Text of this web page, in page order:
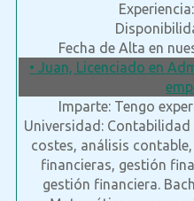
Fecha de Alta en
• Juan, Licenciado en
Imparte: Tengo
Universidad:
costes, análisis
financieras, gestión
gestión financiera.